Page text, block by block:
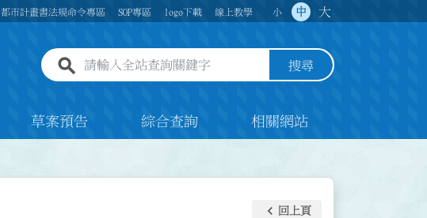
都市計畫書法規命令專區 SOP專區 logo下載 線上教學 小 中 大
全站查詢關鍵字欄位 搜尋
草案預告 綜合查詢 相關網站
keyboard_arrow_left 回上頁